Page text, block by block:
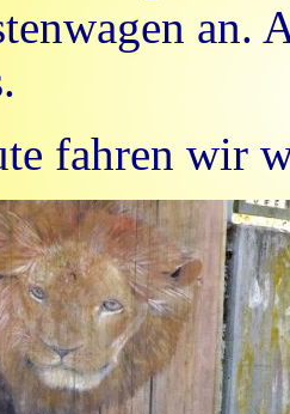
an.
fahren wir